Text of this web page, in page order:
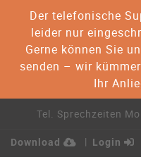
Der telefonische
leider nur
Gerne können Sie
senden – wir
Ihr
Tel. Sprechzeiten
Download Login